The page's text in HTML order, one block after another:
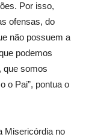
Por isso,
ofensas, do
não possuem a
podemos
que somos
o Pai”, pontua o
Misericórdia no